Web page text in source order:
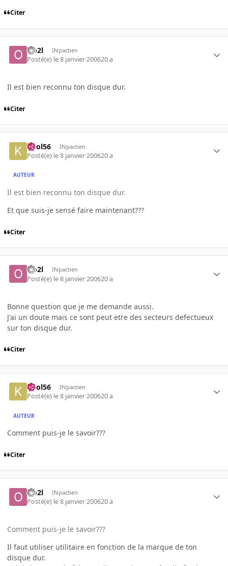
Citer
Oo2l INpactien
Posté(e) le 8 janvier 200620 a
Il est bien reconnu ton disque dur.
Citer
kool56 INpactien
Posté(e) le 8 janvier 200620 a
AUTEUR
Il est bien reconnu ton disque dur.
Et que suis-je sensé faire maintenant???
Citer
Oo2l INpactien
Posté(e) le 8 janvier 200620 a
Bonne question que je me demande aussi.
J'ai un doute mais ce sont peut etre des secteurs defectueux
sur ton disque dur.
Citer
kool56 INpactien
Posté(e) le 8 janvier 200620 a
AUTEUR
Comment puis-je le savoir???
Citer
Oo2l INpactien
Posté(e) le 8 janvier 200620 a
Comment puis-je le savoir???
Il faut utiliser utilitaire en fonction de la marque de ton
disque dur.